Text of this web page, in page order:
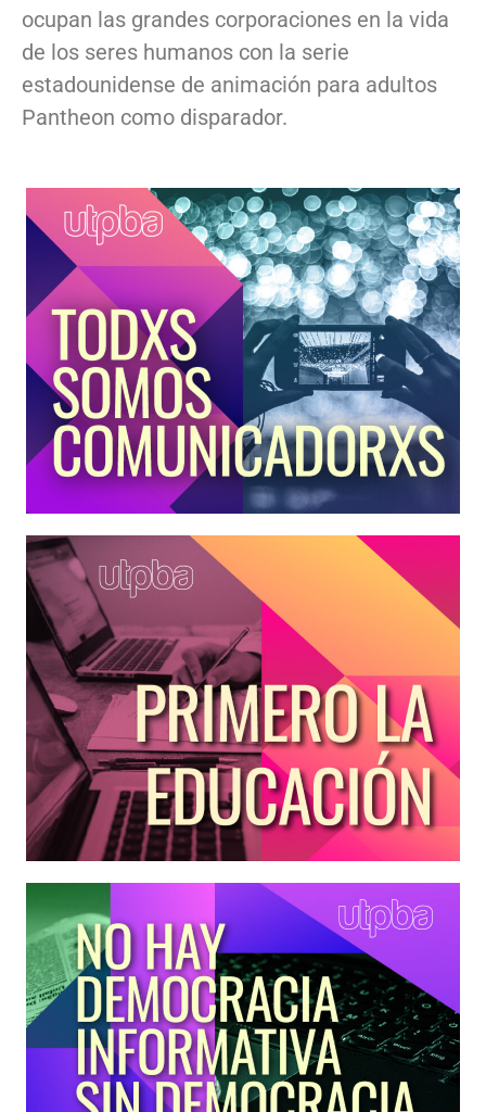
ocupan las grandes corporaciones en la vida
de los seres humanos con la serie
estadounidense de animación para adultos
Pantheon como disparador.